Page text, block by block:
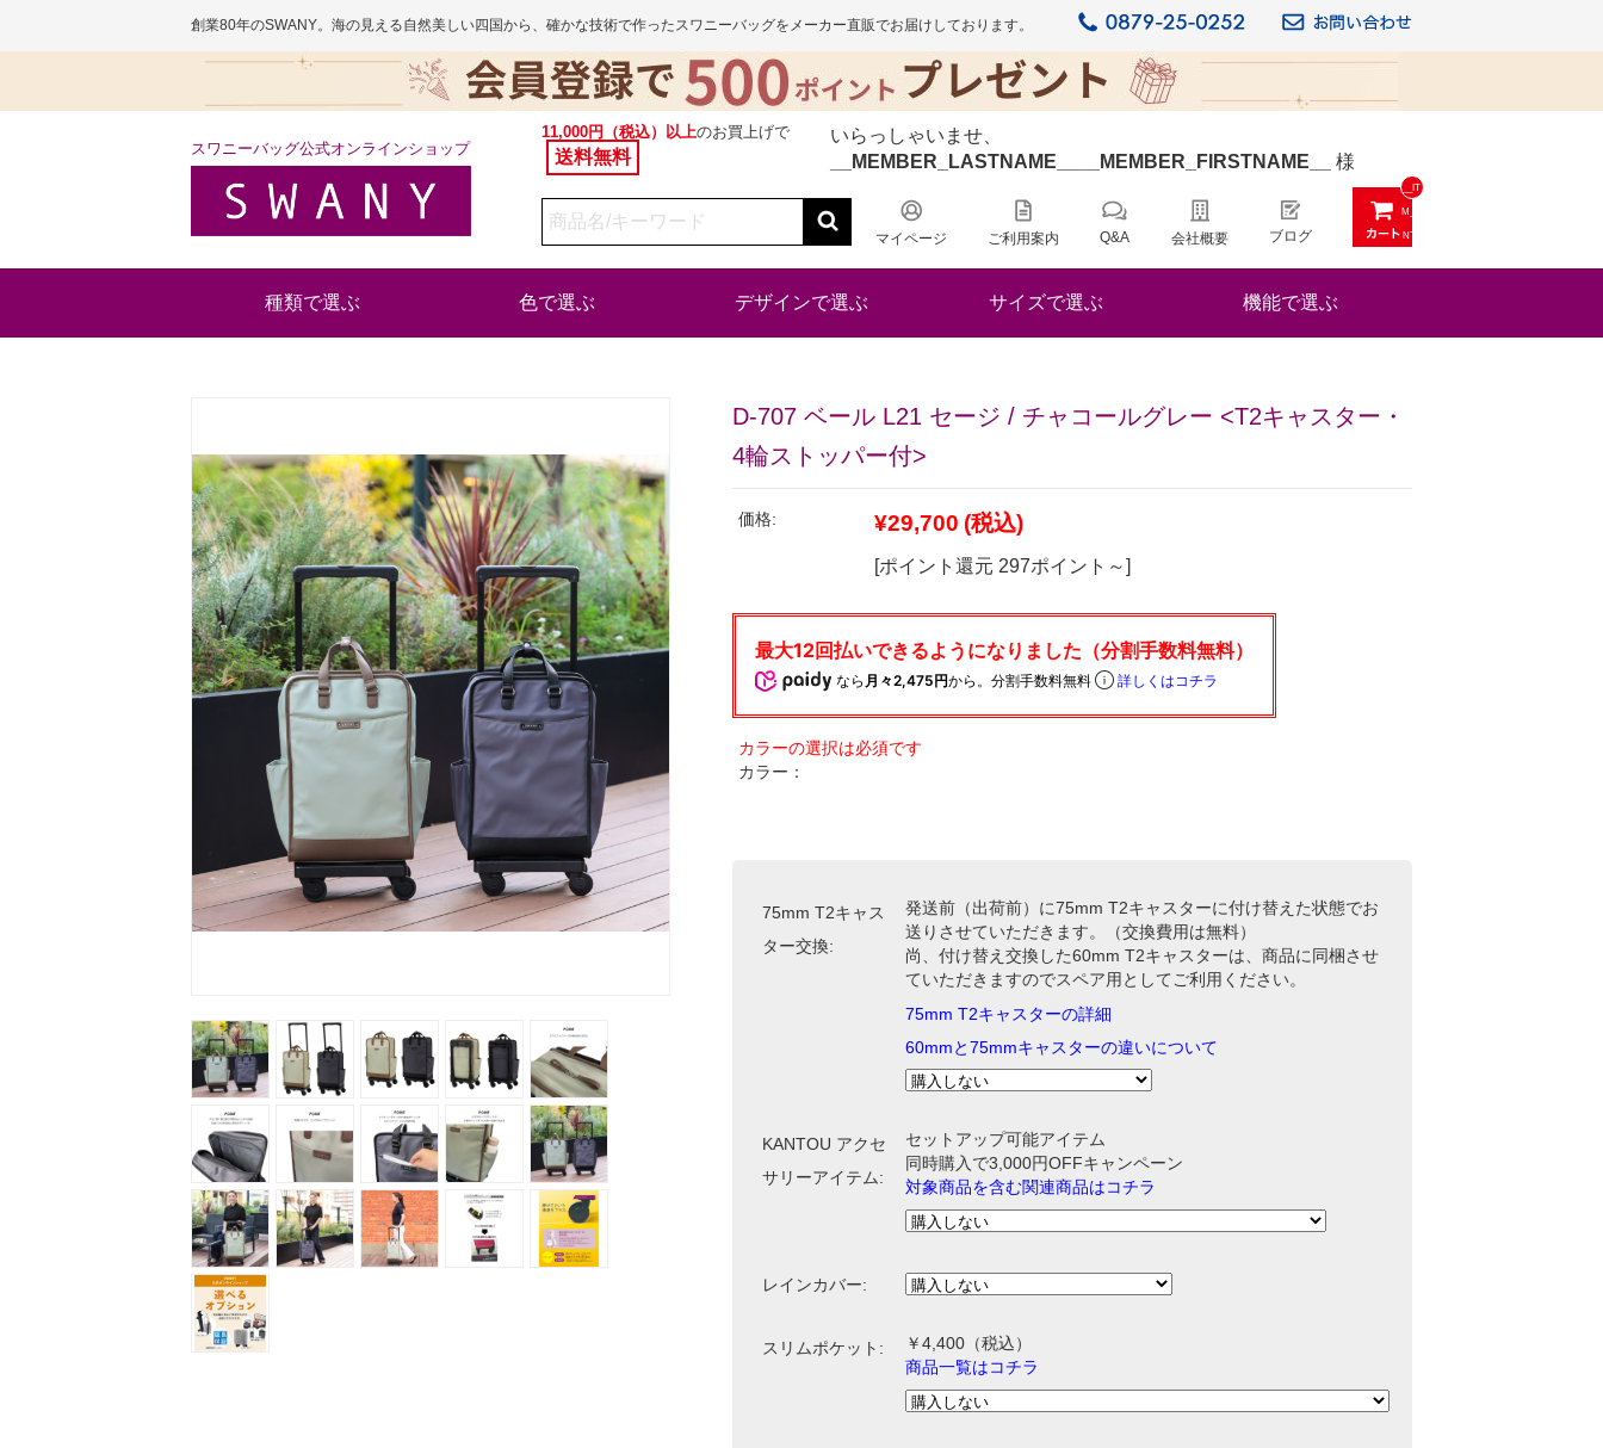
創業80年のSWANY。海の見える自然美しい四国から、確かな技術で作ったスワニーバッグをメーカー直販でお届けしております。
スワニーバッグ公式オンラインショップ
11,000円（税込）以上のお買上げで
送料無料
いらっしゃいませ、
__MEMBER_LASTNAME__
__MEMBER_FIRSTNAME__ 様
マイページ ご利用案内 Q&A 会社概要 ブログ
__IT
M_C
NT_
種類で選ぶ 色で選ぶ デザインで選ぶ サイズで選ぶ 機能で選ぶ
D-707 ベール L21 セージ / チャコールグレー <T2キャスター・
4輪ストッパー付>
価格: ¥29,700 (税込)
[ポイント還元 297ポイント～]
なら 月々2,475円から。分割手数料無料 詳しくはコチラ
カラー：
75mm T2キャス
ター交換:
発送前（出荷前）に75mm T2キャスターに付け替えた状態でお
送りさせていただきます。（交換費用は無料）
尚、付け替え交換した60mm T2キャスターは、商品に同梱させ
ていただきますのでスペア用としてご利用ください。
75mm T2キャスターの詳細
60mmと75mmキャスターの違いについて
KANTOU アクセ
サリーアイテム:
セットアップ可能アイテム
同時購入で3,000円OFFキャンペーン
対象商品を含む関連商品はコチラ
レインカバー:
スリムポケット: ￥4,400 （税込）
商品一覧はコチラ